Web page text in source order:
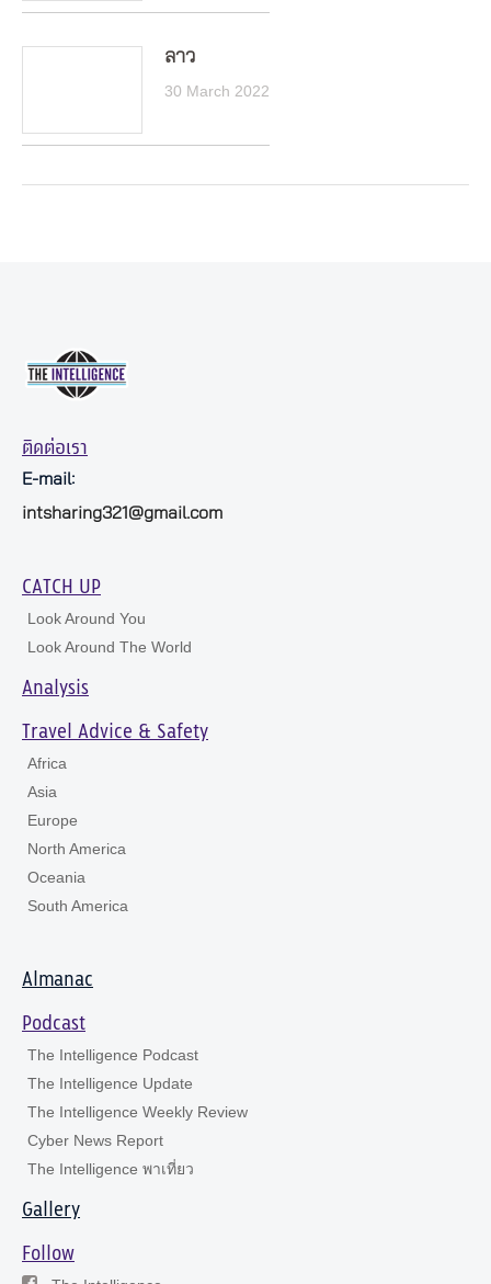
ลาว
30 March 2022
ติดต่อเรา
E-mail:
intsharing321@gmail.com
CATCH UP
Look Around You
Look Around The World
Analysis
Travel Advice & Safety
Africa
Asia
Europe
North America
Oceania
South America
Almanac
Podcast
The Intelligence Podcast
The Intelligence Update
The Intelligence Weekly Review
Cyber News Report
The Intelligence พาเที่ยว
Gallery
Follow